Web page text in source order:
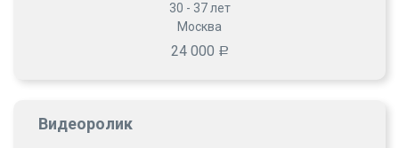
30 - 37лет
Москва
24 000 Р
Видеоролик